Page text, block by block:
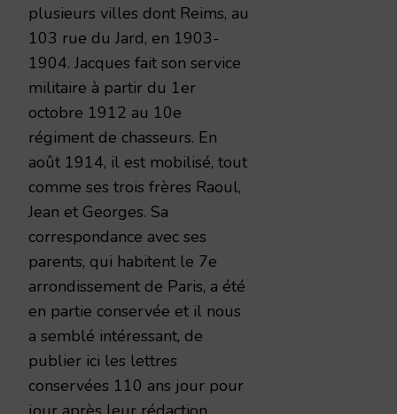
plusieurs villes dont Reims, au
103 rue du Jard, en 1903-
1904. Jacques fait son service
militaire à partir du 1er
octobre 1912 au 10e
régiment de chasseurs. En
août 1914, il est mobilisé, tout
comme ses trois frères Raoul,
Jean et Georges. Sa
correspondance avec ses
parents, qui habitent le 7e
arrondissement de Paris, a été
en partie conservée et il nous
a semblé intéressant, de
publier ici les lettres
conservées 110 ans jour pour